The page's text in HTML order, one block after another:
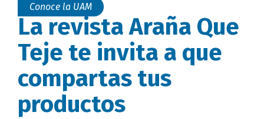
Conoce la UAM
La revista Araña Que
Teje te invita a que
compartas tus
productos